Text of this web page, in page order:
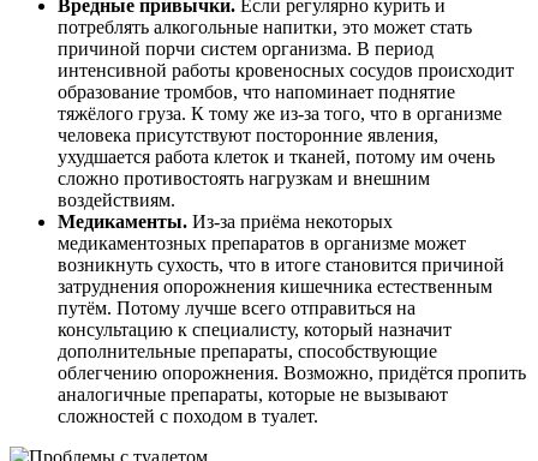
Вредные привычки. Если регулярно курить и
потреблять алкогольные напитки, это может стать
причиной порчи систем организма. В период
интенсивной работы кровеносных сосудов происходит
образование тромбов, что напоминает поднятие
тяжёлого груза. К тому же из-за того, что в организме
человека присутствуют посторонние явления,
ухудшается работа клеток и тканей, потому им очень
сложно противостоять нагрузкам и внешним
воздействиям.
Медикаменты. Из-за приёма некоторых
медикаментозных препаратов в организме может
возникнуть сухость, что в итоге становится причиной
затруднения опорожнения кишечника естественным
путём. Потому лучше всего отправиться на
консультацию к специалисту, который назначит
дополнительные препараты, способствующие
облегчению опорожнения. Возможно, придётся пропить
аналогичные препараты, которые не вызывают
сложностей с походом в туалет.